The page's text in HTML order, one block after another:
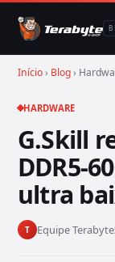
Início› Blog›
HARDWARE
G.Skill
DDR5-
ultra
T Equipe